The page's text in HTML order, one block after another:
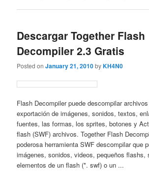
Descargar Together Flash
Decompiler 2.3 Gratis
Posted onJanuary 21, 2010byKH4N0
Flash Decompiler puede descompilar
exportación de imágenes, sonidos, textos,
fuentes, las formas, los sprites, botones y
flash (SWF) archivos. Together Flash
poderosa herramienta SWF descompilar que
imágenes, sonidos, videos, pequeños flashs,
elementos de un flash (*. swf) o un ...